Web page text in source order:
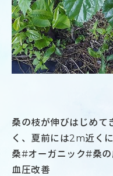
桑の枝が伸びはじめて
く、夏前には2m近く
桑#オーガニック#桑
血圧改善